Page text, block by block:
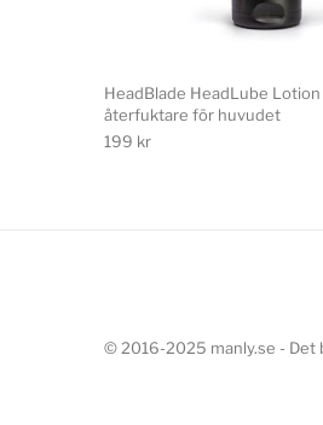
HeadBlade HeadLube Lotion
återfuktare för huvudet
199 kr
© 2016-2025 manly.se - Det